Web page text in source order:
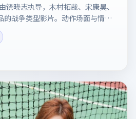
饶晓志执导，木村拓哉、宋康昊、
的战争类型影片。动作场面与情感
与主创信息可供检索参考，上映